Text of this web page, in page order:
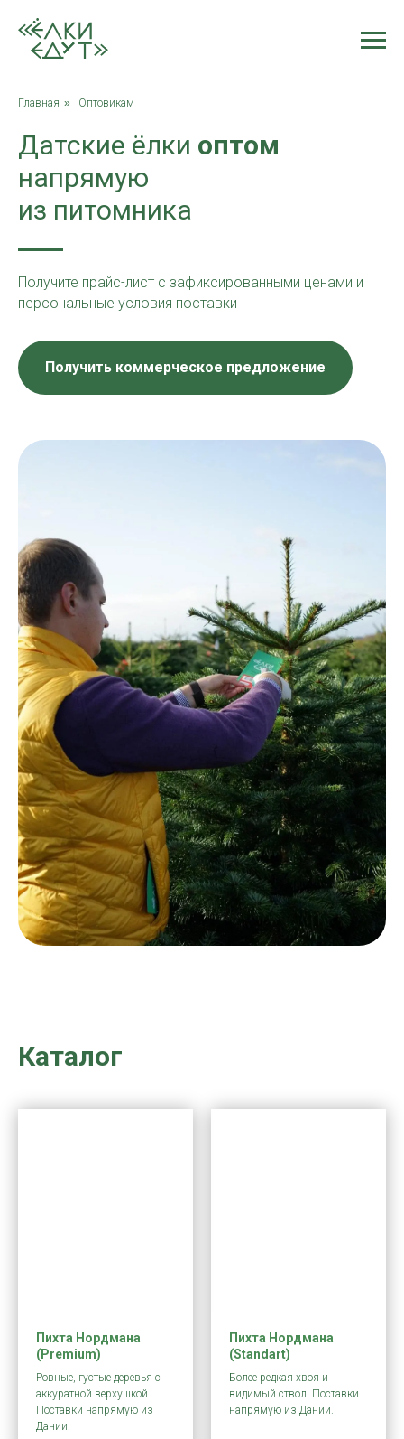
Главная » Оптовикам
Датские ёлки оптом
напрямую
из питомника
Получите прайс-лист с зафиксированными ценами и
персональные условия поставки
Получить коммерческое предложение
Каталог
Пихта Нордмана
(Premium)
Ровные, густые деревья с
аккуратной верхушкой.
Поставки напрямую из
Дании.
Пихта Нордмана
(Standart)
Более редкая хвоя и
видимый ствол. Поставки
напрямую из Дании.